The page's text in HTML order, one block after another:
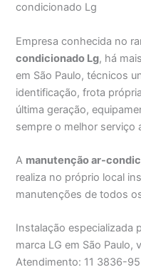
condicionado Lg
Empresa conhecida no
condicionado Lg, há
em São Paulo, técnicos
identificação, frota
última geração,
sempre o melhor serviço
A manutenção ar-
realiza no próprio local
manutenções de todos
Instalação especializada
marca LG em São Paulo,
Atendimento: 11 3836-